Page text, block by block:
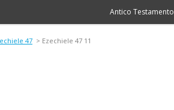
Antico Testamento
47 > Ezechiele 47 11